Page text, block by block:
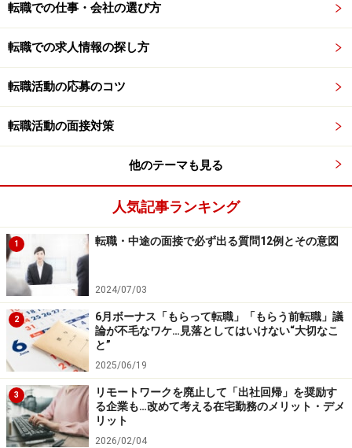
転職での仕事・会社の選び方
転職での求人情報の探し方
転職活動の応募のコツ
転職活動の面接対策
他のテーマも見る
人気記事ランキング
1 転職・中途の面接で必ず出る質問12例とその意図
2024/07/03
2
6月ボーナス「もらって転職」「もらう前転職」議
論が不毛なワケ…見落としてはいけない“大切なこ
と”
2025/06/19
3
リモートワークを廃止して「出社回帰」を奨励す
る企業も…改めて考える在宅勤務のメリット・デメ
リット
2026/02/04